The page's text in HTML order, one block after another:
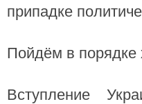
припадке
Пойдём в порядке
Вступление